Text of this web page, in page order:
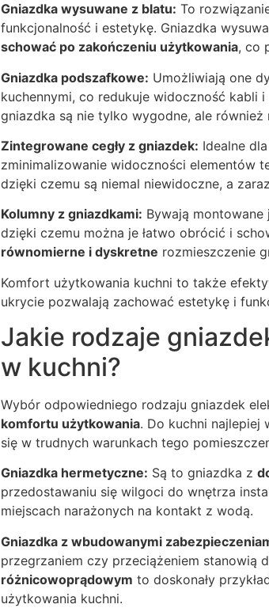
Gniazdka wysuwane z blatu: To
funkcjonalność i estetykę. Gniazdka
schować po zakończeniu użytkowania, co
Gniazdka podszafkowe: Umożliwiają one
kuchennymi, co redukuje widoczność kabli i
gniazdka są nie tylko wygodne, ale
Zintegrowane cegły z gniazdek: Idealne
zminimalizowanie widoczności elementów
dzięki czemu są niemal niewidoczne, a
Kolumny z gniazdkami: Bywają
dzięki czemu można je łatwo obrócić i
równomierne i dyskretne rozmieszczenie
Komfort użytkowania kuchni to także
ukrycie pozwalają zachować estetykę i
Jakie rodzaje
w kuchni?
Wybór odpowiedniego rodzaju gniazdek
komfortu użytkowania. Do kuchni najlepiej
się w trudnych warunkach tego
Gniazdka hermetyczne: Są to gniazdka z
przedostawaniu się wilgoci do wnętrza
miejscach narażonych na kontakt z wodą.
Gniazdka z wbudowanymi
przegrzaniem czy przeciążeniem stanowią
różnicowoprądowym to doskonały
użytkowania kuchni.